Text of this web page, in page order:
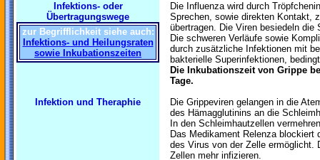
Infektions- oder
Übertragungswege
zur Begrifflichkeit siehe auch:
Infektions- und Heilungsraten
sowie Inkubationszeiten
Die Influenza wird durch
Sprechen, sowie direkten Kontakt,
übertragen. Die Viren besiedeln die
Die schweren Verläufe sowie
durch zusätzliche Infektionen mit
bakterielle Superinfektionen,
Die Inkubationszeit von Grippe
Tage.
Infektion und Theraphie
Die Grippeviren gelangen in die
des Hämagglutinins an die
In den Schleimhautzellen
Das Medikament Relenza blockiert
des Virus von der Zelle ermöglicht.
Zellen mehr infizieren.